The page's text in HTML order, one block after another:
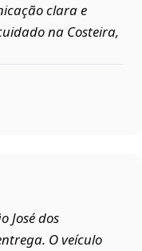
clara e
na Costeira,
José dos
O veículo